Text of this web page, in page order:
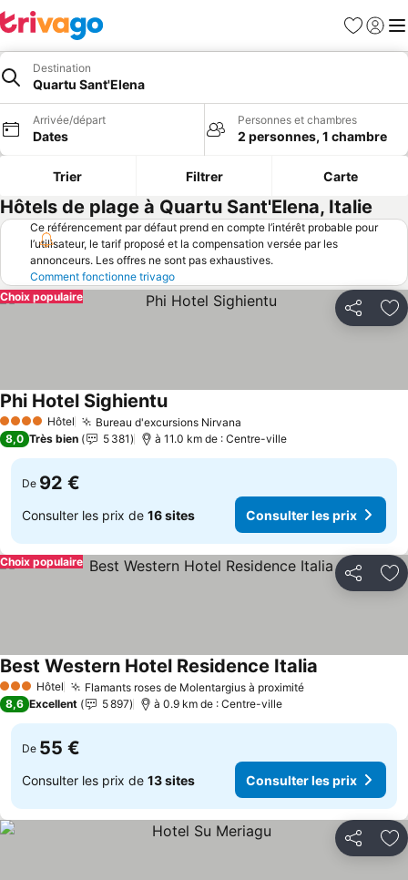
Favoris
Se
Destination
Quartu Sant'Elena
Arrivée/départ
Dates
Personnes et chambres
2 personnes, 1 chambre
Trier Filtrer Carte
Hôtels de plage à Quartu Sant'Elena, Italie
Ce référencement par défaut prend en compte l’intérêt probable pour
l’utilisateur, le tarif proposé et la compensation versée par les
annonceurs. Les offres ne sont pas exhaustives.
Comment fonctionne trivago
Partager
Choix populaire
4 Étoiles Hôtel Bureau d'excursions Nirvana
Phi Hotel Sighientu
8,0 Très bien 5 381 à 11.0 km de : Centre-ville
De 92 €
Consulter les prix de 16 sites Consulter les prix
Partager
Choix populaire
3 ÉtoilesHôtel Flamants roses de Molentargius à proximité
Best Western Hotel Residence Italia
8,6 Excellent 5 897 à 0.9 km de : Centre-ville
De 55 €
Consulter les prix de 13 sites Consulter les prix
Partager